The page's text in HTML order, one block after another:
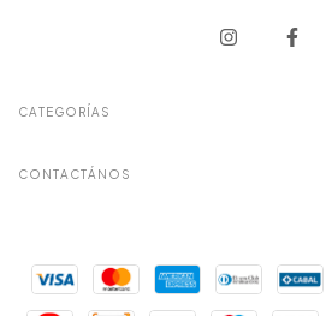
CATEGORÍAS
CONTACTÁNOS